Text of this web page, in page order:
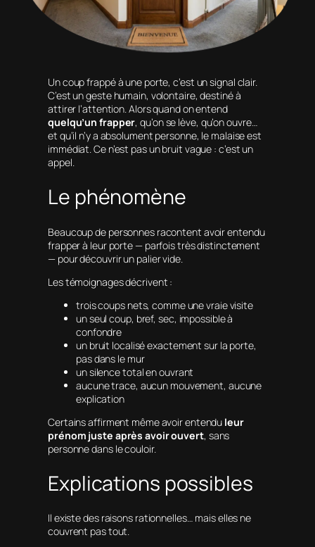
Un coup frappé à une porte, c’est un signal clair.
C’est un geste humain, volontaire, destiné à
attirer l’attention. Alors quand on entend
quelqu’un frapper, qu’on se lève, qu’on ouvre…
et qu’il n’y a absolument personne, le malaise est
immédiat. Ce n’est pas un bruit vague : c’est un
appel.
Le phénomène
Beaucoup de personnes racontent avoir entendu
frapper à leur porte — parfois très distinctement
— pour découvrir un palier vide.
Les témoignages décrivent :
trois coups nets, comme une vraie visite
un seul coup, bref, sec, impossible à
confondre
un bruit localisé exactement sur la porte,
pas dans le mur
un silence total en ouvrant
aucune trace, aucun mouvement, aucune
explication
Certains affirment même avoir entendu leur
prénom juste après avoir ouvert, sans
personne dans le couloir.
Explications possibles
Il existe des raisons rationnelles… mais elles ne
couvrent pas tout.